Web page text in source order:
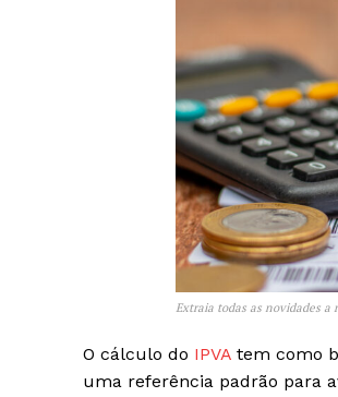
Extraia todas as novidades a
O cálculo do IPVA tem como
uma referência padrão para